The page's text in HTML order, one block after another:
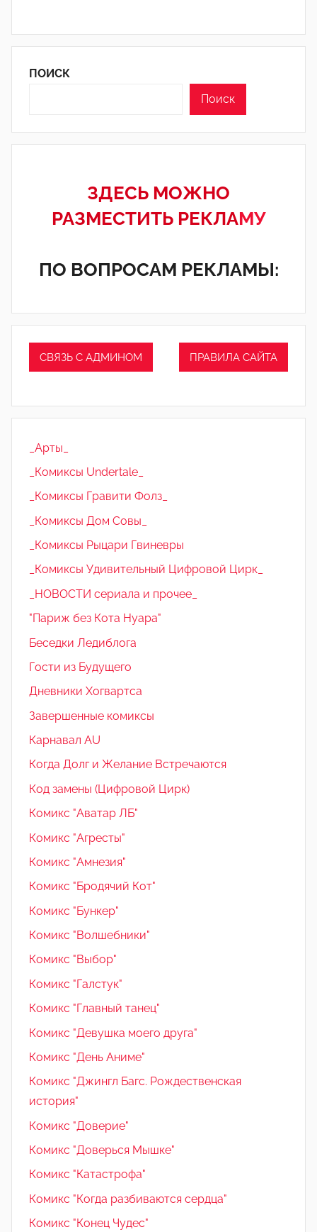
ПОИСК
Поиск
ЗДЕСЬ МОЖНО
РАЗМЕСТИТЬ РЕКЛАМУ
ПО ВОПРОСАМ РЕКЛАМЫ:
СВЯЗЬ С АДМИНОМ ПРАВИЛА САЙТА
_Арты_
_Комиксы Undertale_
_Комиксы Гравити Фолз_
_Комиксы Дом Совы_
_Комиксы Рыцари Гвиневры
_Комиксы Удивительный Цифровой Цирк_
_НОВОСТИ сериала и прочее_
"Париж без Кота Нуара"
Беседки Ледиблога
Гости из Будущего
Дневники Хогвартса
Завершенные комиксы
Карнавал AU
Когда Долг и Желание Встречаются
Код замены (Цифровой Цирк)
Комикс "Аватар ЛБ"
Комикс "Агресты"
Комикс "Амнезия"
Комикс "Бродячий Кот"
Комикс "Бункер"
Комикс "Волшебники"
Комикс "Выбор"
Комикс "Галстук"
Комикс "Главный танец"
Комикс "Девушка моего друга"
Комикс "День Аниме"
Комикс "Джингл Багс. Рождественская
история"
Комикс "Доверие"
Комикс "Доверься Мышке"
Комикс "Катастрофа"
Комикс "Когда разбиваются сердца"
Комикс "Конец Чудес"